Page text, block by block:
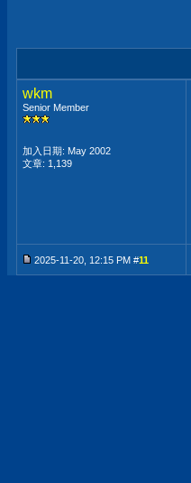
wkm
Senior Member
加入日期: May 2002
文章: 1,139
2025-11-20, 12:15 PM #11